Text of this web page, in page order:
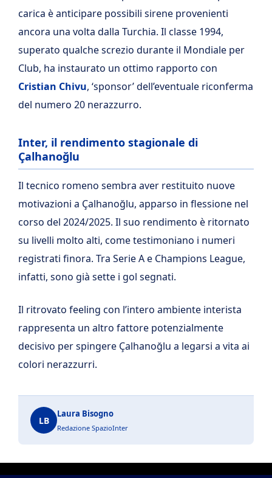
carica è anticipare possibili sirene provenienti
ancora una volta dalla Turchia. Il classe 1994,
superato qualche screzio durante il Mondiale per
Club, ha instaurato un ottimo rapporto con
Cristian Chivu, ‘sponsor’ dell’eventuale riconferma
del numero 20 nerazzurro.
Inter, il rendimento stagionale di
Çalhanoğlu
Il tecnico romeno sembra aver restituito nuove
motivazioni a Çalhanoğlu, apparso in flessione nel
corso del 2024/2025. Il suo rendimento è ritornato
su livelli molto alti, come testimoniano i numeri
registrati finora. Tra Serie A e Champions League,
infatti, sono già sette i gol segnati.
Il ritrovato feeling con l’intero ambiente interista
rappresenta un altro fattore potenzialmente
decisivo per spingere Çalhanoğlu a legarsi a vita ai
colori nerazzurri.
LB
Laura Bisogno
Redazione SpazioInter